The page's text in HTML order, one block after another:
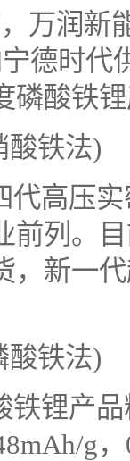
万润新
德时代
磷酸铁
酸铁法)
代高压
前列。
，新一
酸铁法)
锂产
g